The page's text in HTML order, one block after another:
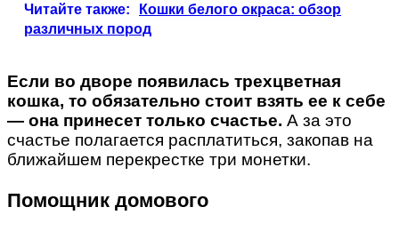
Читайте также:
Кошки белого окраса: обзор
различных пород
Если во дворе появилась трехцветная
кошка, то обязательно стоит взять ее к себе
— она принесет только счастье. А за это
счастье полагается расплатиться, закопав на
ближайшем перекрестке три монетки.
Помощник домового